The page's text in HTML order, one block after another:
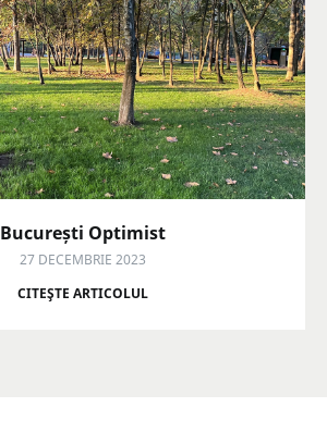
București Optimist
27 DECEMBRIE 2023
CITEŞTE ARTICOLUL